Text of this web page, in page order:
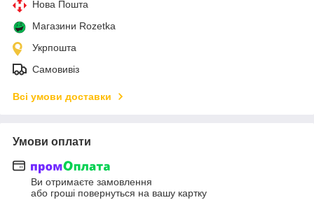
Нова Пошта
Магазини Rozetka
Укрпошта
Самовивіз
Всі умови доставки
Умови оплати
Ви отримаєте замовлення
або гроші повернуться на вашу картку